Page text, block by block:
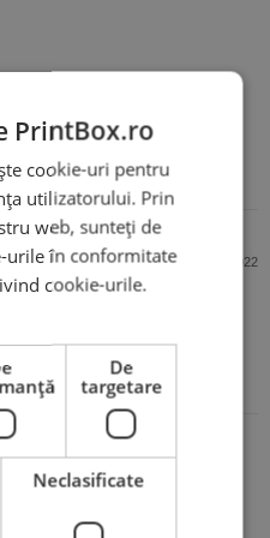
7 decembrie 2022
PrintBox.ro
cookie-uri pentru
utilizatorului. Prin
web, sunteți de
urile în conformitate
cookie-urile.
De
targetare
Neclasificate